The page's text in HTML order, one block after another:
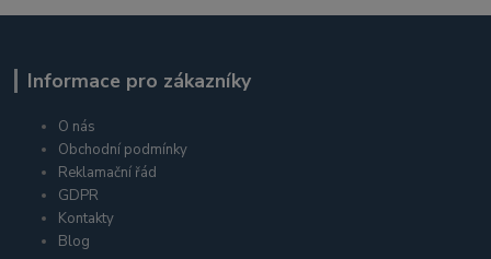
Informace pro zákazníky
O nás
Obchodní podmínky
Reklamační řád
GDPR
Kontakty
Blog